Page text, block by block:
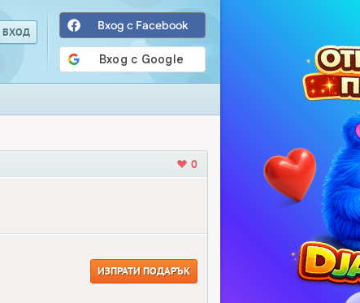
Вход с Facebook
0
ИЗПРАТИ ПОДАРЪК